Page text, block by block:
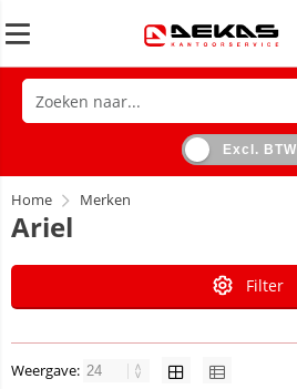
Excl. BTW
Home Merken
Ariel
Filter
Weergave: